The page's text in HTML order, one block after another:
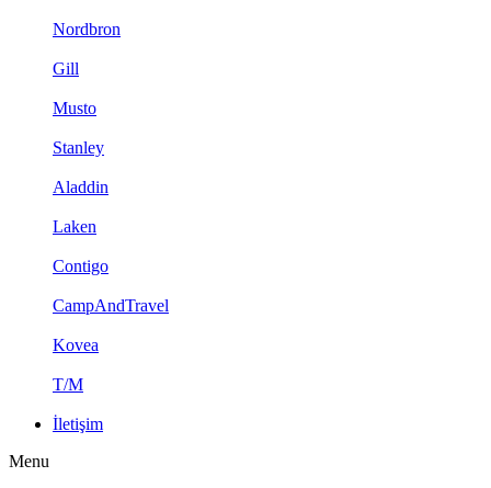
Nordbron
Gill
Musto
Stanley
Aladdin
Laken
Contigo
CampAndTravel
Kovea
T/M
İletişim
Menu